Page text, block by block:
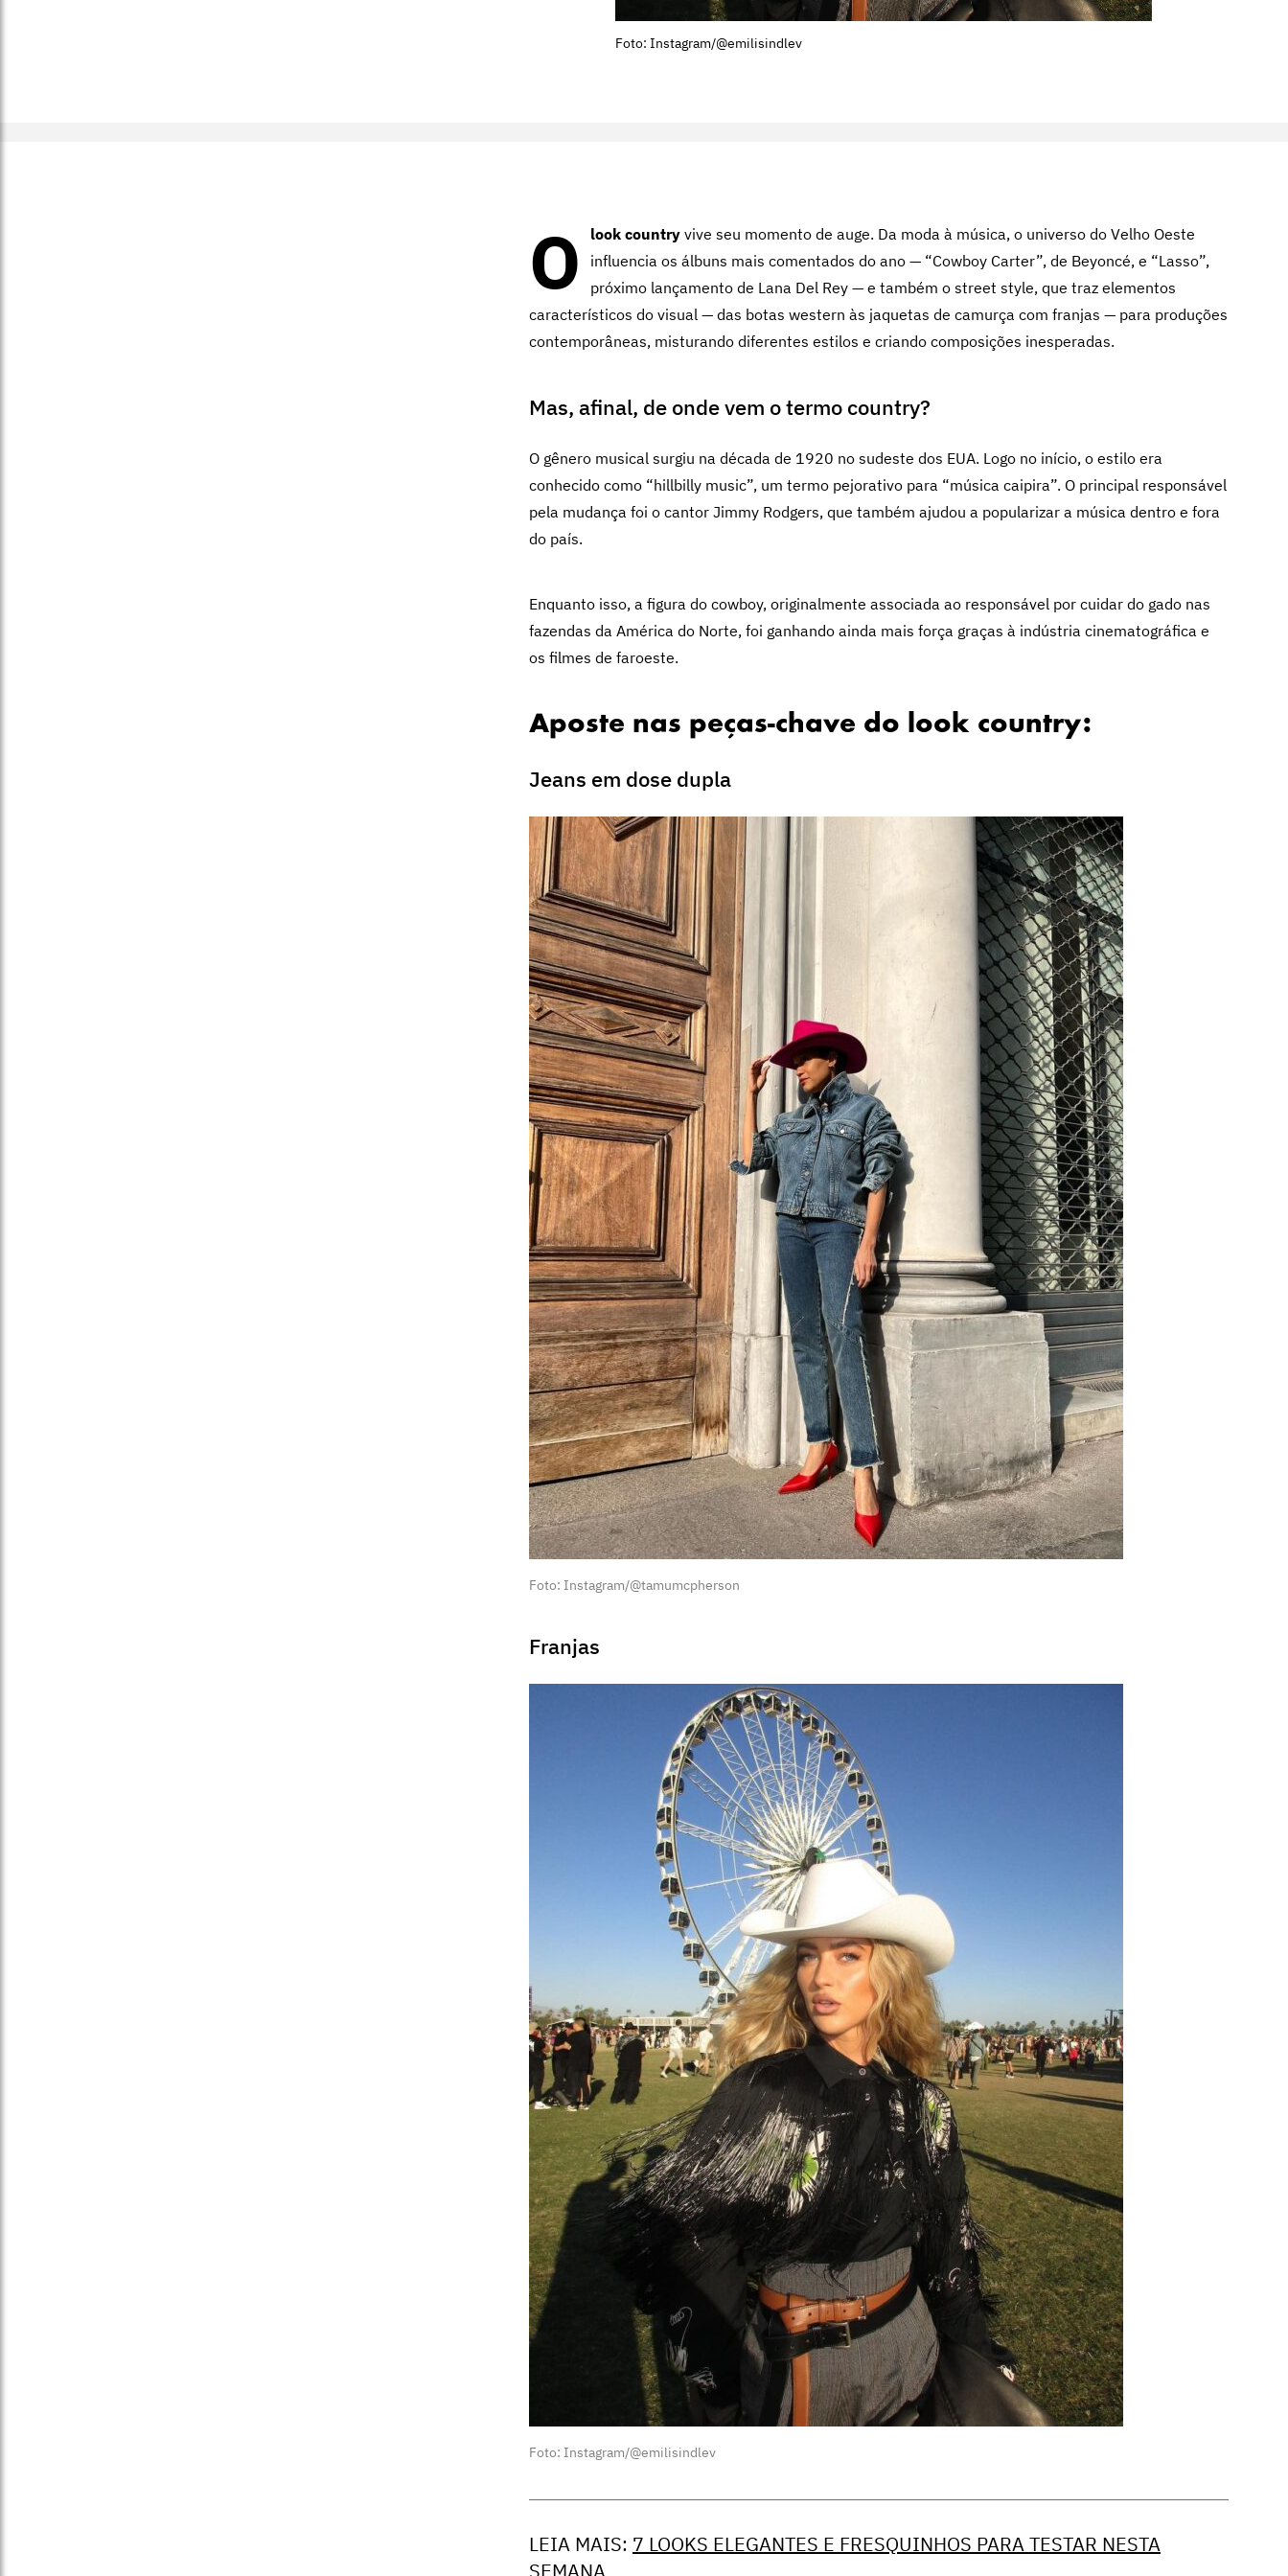
Foto: Instagram/@emilisindlev
O look country vive seu momento de auge. Da moda à música, o universo do Velho Oeste
influencia os álbuns mais comentados do ano — “Cowboy Carter”, de Beyoncé, e “Lasso”,
próximo lançamento de Lana Del Rey — e também o street style, que traz elementos
característicos do visual — das botas western às jaquetas de camurça com franjas — para produções
contemporâneas, misturando diferentes estilos e criando composições inesperadas.
Mas, afinal, de onde vem o termo country?
O gênero musical surgiu na década de 1920 no sudeste dos EUA. Logo no início, o estilo era
conhecido como “hillbilly music”, um termo pejorativo para “música caipira”. O principal responsável
pela mudança foi o cantor Jimmy Rodgers, que também ajudou a popularizar a música dentro e fora
do país.
Enquanto isso, a figura do cowboy, originalmente associada ao responsável por cuidar do gado nas
fazendas da América do Norte, foi ganhando ainda mais força graças à indústria cinematográfica e
os filmes de faroeste.
Aposte nas peças-chave do look country:
Jeans em dose dupla
Foto: Instagram/@tamumcpherson
Franjas
Foto: Instagram/@emilisindlev
LEIA MAIS: 7 LOOKS ELEGANTES E FRESQUINHOS PARA TESTAR NESTA
SEMANA